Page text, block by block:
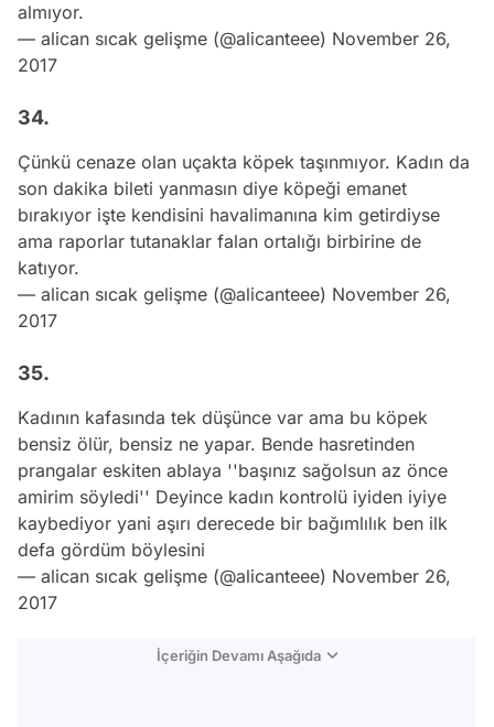
almıyor.
— alican sıcak gelişme (@alicanteee) November 26,
2017
34.
Çünkü cenaze olan uçakta köpek taşınmıyor. Kadın da
son dakika bileti yanmasın diye köpeği emanet
bırakıyor işte kendisini havalimanına kim getirdiyse
ama raporlar tutanaklar falan ortalığı birbirine de
katıyor.
— alican sıcak gelişme (@alicanteee) November 26,
2017
35.
Kadının kafasında tek düşünce var ama bu köpek
bensiz ölür, bensiz ne yapar. Bende hasretinden
prangalar eskiten ablaya ''başınız sağolsun az önce
amirim söyledi'' Deyince kadın kontrolü iyiden iyiye
kaybediyor yani aşırı derecede bir bağımlılık ben ilk
defa gördüm böylesini
— alican sıcak gelişme (@alicanteee) November 26,
2017
İçeriğin Devamı Aşağıda